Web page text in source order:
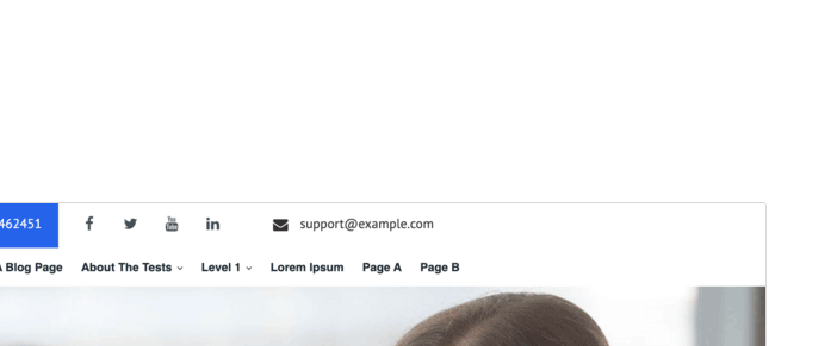
I-previewI-download
Bersyon
Abril 8, 2026
Mga aktibong pag-install
Mas mababa sa 10